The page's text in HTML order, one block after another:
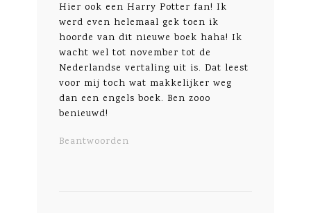
Hier ook een Harry Potter fan! Ik
werd even helemaal gek toen ik
hoorde van dit nieuwe boek haha! Ik
wacht wel tot november tot de
Nederlandse vertaling uit is. Dat leest
voor mij toch wat makkelijker weg
dan een engels boek. Ben zooo
benieuwd!
Beantwoorden